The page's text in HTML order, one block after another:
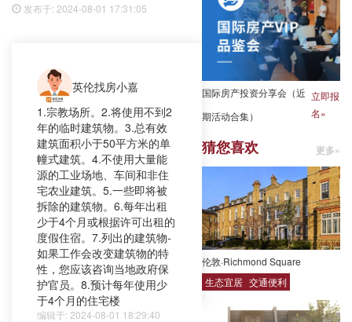
发布于: 2024-08-01 17:31:05
英伦找房小嘉
1.宗教场所。2.将使用不到2
年的临时建筑物。3.总有效
建筑面积小于50平方米的单
幢式建筑。4.不使用大量能
源的工业场地、车间和非住
宅农业建筑。5.一些即将被
拆除的建筑物。6.每年出租
少于4个月或根据许可出租的
度假住宿。7.列出的建筑物-
如果工作会改变建筑物的特
性，您应该咨询当地政府保
护官员。8.预计每年使用少
于4个月的住宅楼
编辑于: 2024-08-01 18:29:40
国际房产投资分享会（近
期活动合集）
立即报
名»
猜您喜欢 更多»
伦敦·Richmond Square
生态宜居 交通便利